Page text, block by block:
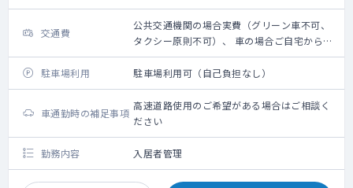
交通費
公共交通機関の場合実費（グリーン車不可、
タクシー原則不可）、 車の場合ご自宅からの
距離に応じ 規定に則り支給
駐車場利用
駐車場利用可（自己負担なし）
車通勤時の補足事項
高速道路使用のご希望がある場合はご相談く
ださい
勤務内容 入居者管理